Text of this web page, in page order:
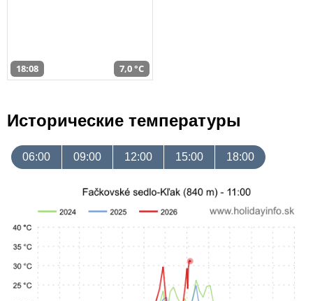
18:08 7,0 °C
Исторические температуры
06:00 09:00 12:00 15:00 18:00